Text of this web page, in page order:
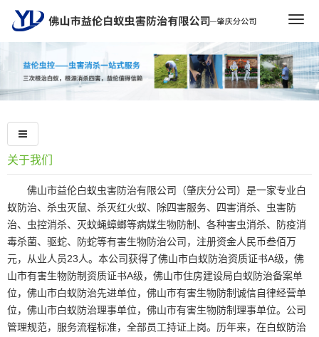
关于我们
佛山市益伦白蚁虫害防治有限公司（肇庆分公司） 是一家专业白
蚁防治、杀虫灭鼠、杀灭红火蚁、除四害服务、四害消杀、虫害防
治、虫控消杀、灭蚊蝇蟑螂等病媒生物防制、各种害虫消杀、防疫消
毒杀菌、驱蛇、防蛇等有害生物防治公司，注册资金人民币叁佰万
元，从业人员23人。本公司获得了佛山市白蚁防治资质证书A级，佛
山市有害生物防制资质证书A级，佛山市住房建设局白蚁防治备案单
位，佛山市白蚁防治先进单位，佛山市有害生物防制诚信自律经营单
位，佛山市白蚁防治理事单位，佛山市有害生物防制理事单位。公司
管理规范，服务流程标准，全部员工持证上岗。历年来，在白蚁防治